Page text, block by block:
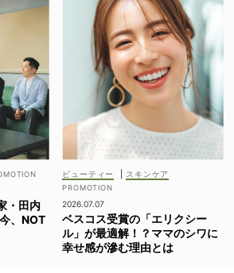
・田内
、NOT
ビューティー スキンケア
2026.07.07
ベスコス受賞の「エリクシー
ル」が最適解！？ママのシワに
幸せ感が滲む理由とは